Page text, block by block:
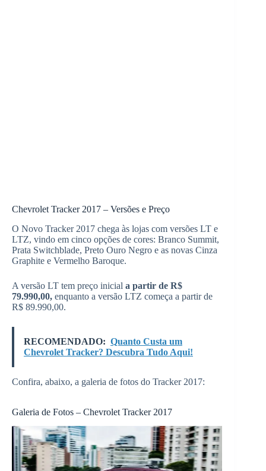
Chevrolet Tracker 2017 – Versões e Preço
O Novo Tracker 2017 chega às lojas com versões LT e
LTZ, vindo em cinco opções de cores: Branco Summit,
Prata Switchblade, Preto Ouro Negro e as novas Cinza
Graphite e Vermelho Baroque.
A versão LT tem preço inicial a partir de R$
79.990,00, enquanto a versão LTZ começa a partir de
R$ 89.990,00.
RECOMENDADO: Quanto Custa um
Chevrolet Tracker? Descubra Tudo Aqui!
Confira, abaixo, a galeria de fotos do Tracker 2017:
Galeria de Fotos – Chevrolet Tracker 2017